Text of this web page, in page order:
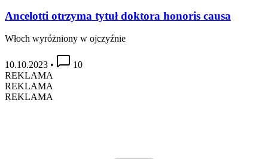
Ancelotti otrzyma tytuł doktora honoris causa
Włoch wyróżniony w ojczyźnie
10.10.2023 •
10
REKLAMA
REKLAMA
REKLAMA